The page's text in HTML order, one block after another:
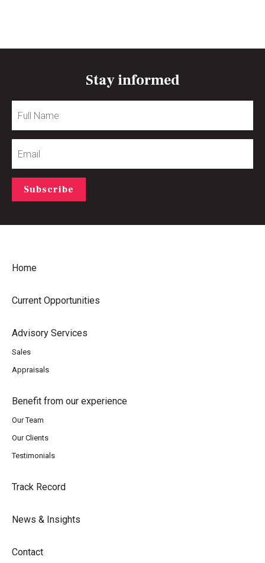
Stay informed
Name
Subscribe
Home
Current Opportunities
Advisory Services
Sales
Appraisals
Benefit from our experience
Our Team
Our Clients
Testimonials
Track Record
News & Insights
Contact